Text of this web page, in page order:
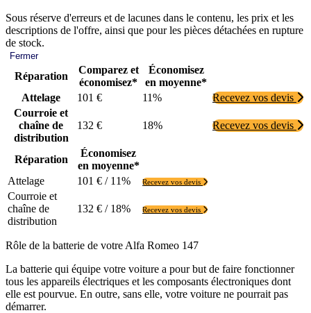
Sous réserve d'erreurs et de lacunes dans le contenu, les prix et les
descriptions de l'offre, ainsi que pour les pièces détachées en rupture
de stock.
Fermer
Réparation
Comparez et
économisez*
Économisez
en moyenne*
Attelage
101 € 11%
Recevez vos devis
Courroie et
chaîne de
distribution
132 € 18% Recevez vos devis
Réparation
Économisez
en moyenne*
Attelage
101 € / 11% Recevez vos devis
Courroie et
chaîne de
distribution
132 € / 18% Recevez vos devis
Rôle de la batterie de votre Alfa Romeo 147
La batterie qui équipe votre voiture a pour but de faire fonctionner
tous les appareils électriques et les composants électroniques dont
elle est pourvue. En outre, sans elle, votre voiture ne pourrait pas
démarrer.